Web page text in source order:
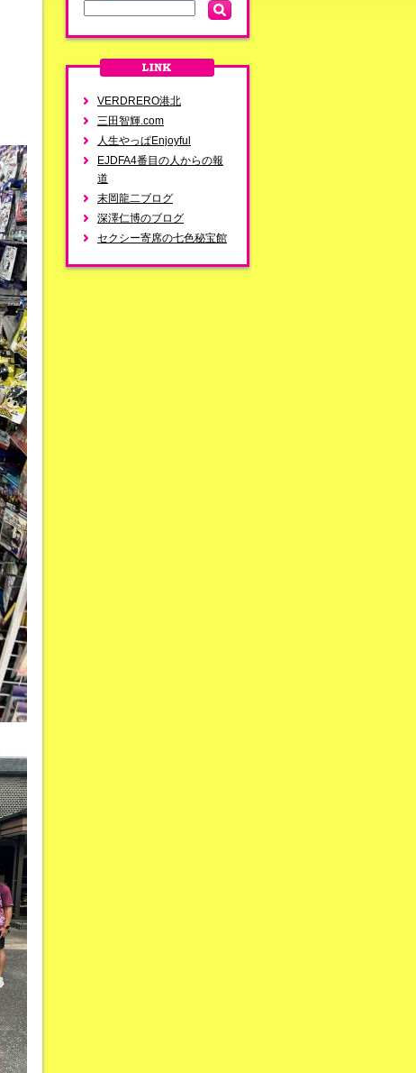
VERDRERO港北
三田智輝.com
人生やっぱEnjoyful
EJDFA4番目の人からの報
道
末岡龍二ブログ
深澤仁博のブログ
セクシー寄席の七色秘宝館